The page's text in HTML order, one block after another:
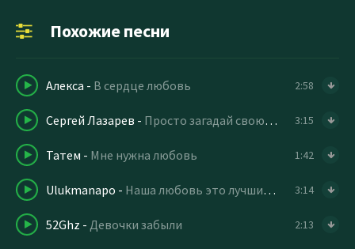
Похожие песни
Алекса - В сердце любовь 2:58
Сергей Лазарев - Просто загадай свою любовь 3:15
Татем - Мне нужна любовь 1:42
Ulukmanapo - Наша любовь это лучший сон любовь моя 3:14
52Ghz - Девочки забыли 2:13